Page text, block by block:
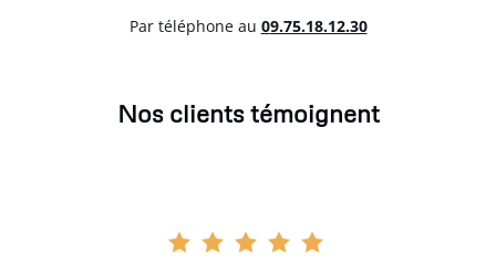
Par téléphone au 09.75.18.12.30
Nos clients témoignent